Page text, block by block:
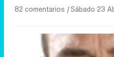
82 comentarios |Sábado 23